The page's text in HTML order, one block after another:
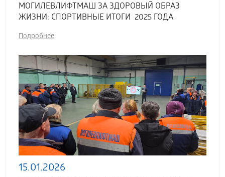
МОГИЛЕВЛИФТМАШ ЗА ЗДОРОВЫЙ ОБРАЗ
ЖИЗНИ: СПОРТИВНЫЕ ИТОГИ 2025 ГОДА
Подробнее
15.01.2026